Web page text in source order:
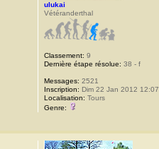
ulukai
Vétéranderthal
Classement: 9
Dernière étape résolue: 38 - f
Messages: 2521
Inscription: Dim 22 Jan 2012 12:07
Localisation: Tours
Genre: